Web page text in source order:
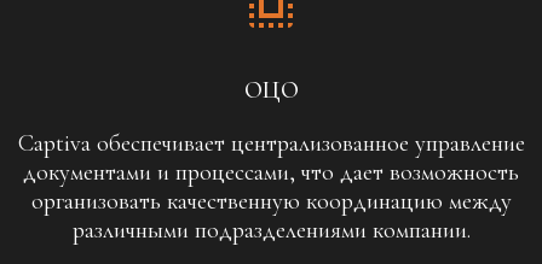
ОЦО
Captiva обеспечивает централизованное управление
документами и процессами, что дает возможность
организовать качественную координацию между
различными подразделениями компании.